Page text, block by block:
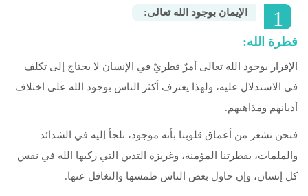
Yorùbá
‬الإيمان‭ ‬بوجود‭ ‬الله‭ ‬تعالى‭: ‬
فطرة الله:
الإقرار بوجود الله تعالى أمرٌ فطريّ في الإنسان لا يحتاج إلى تكلف
في الاستدلال عليه، ولهذا يعترف أكثر الناس بوجود الله على اختلاف
أديانهم ومذاهبهم.
فنحن نشعر من أعماق قلوبنا بأنه موجود، نلجأ إليه في الشدائد
والملمات، بفطرتنا المؤمنة، وغريزة التدين التي ركبها الله في نفس
كل إنسان، وإن حاول بعض الناس طمسها والتغافل عنها.